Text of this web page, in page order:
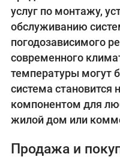
услуг по монтажу,
обслуживанию
погодозависимого
современного
температуры могут
система
компонентом для
жилой дом или
Продажа и